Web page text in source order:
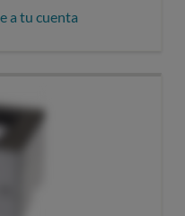
a tu cuenta